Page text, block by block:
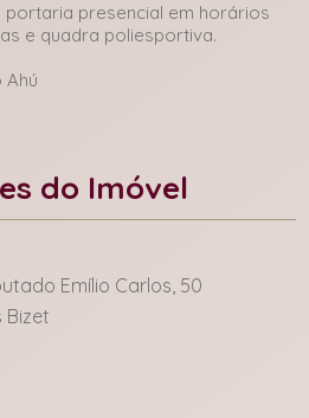
presencial em horários
e quadra poliesportiva.
do Imóvel
Emílio Carlos, 50
Bizet